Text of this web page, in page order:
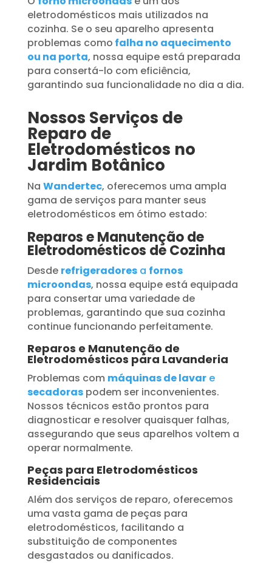
eletrodomésticos mais utilizados na
cozinha. Se o seu aparelho apresenta
problemas como falha no aquecimento
ou na porta, nossa equipe está preparada
para consertá-lo com eficiência,
garantindo sua funcionalidade no dia a dia.
Nossos Serviços de
Reparo de
Eletrodomésticos no
Jardim Botânico
Na Wandertec, oferecemos uma ampla
gama de serviços para manter seus
eletrodomésticos em ótimo estado:
Reparos e Manutenção de
Eletrodomésticos de Cozinha
Desde refrigeradoresa fornos
microondas, nossa equipe está equipada
para consertar uma variedade de
problemas, garantindo que sua cozinha
continue funcionando perfeitamente.
Reparos e Manutenção de
Eletrodomésticos para Lavanderia
Problemas com máquinas de lavare
secadoraspodem ser inconvenientes.
Nossos técnicos estão prontos para
diagnosticar e resolver quaisquer falhas,
assegurando que seus aparelhos voltem a
operar normalmente.
Peças para Eletrodomésticos
Residenciais
Além dos serviços de reparo, oferecemos
uma vasta gama de peças para
eletrodomésticos, facilitando a
substituição de componentes
desgastados ou danificados.